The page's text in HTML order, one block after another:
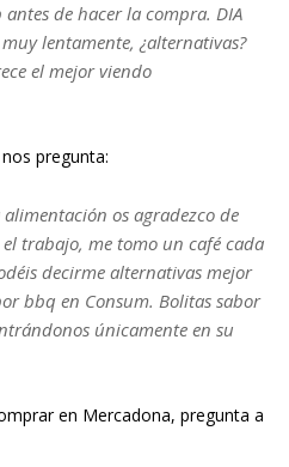
de hacer la compra. DIA
lentamente, ¿alternativas?
el mejor viendo
pregunta:
os agradezco de
trabajo, me tomo un café cada
decirme alternativas mejor
bbq en Consum. Bolitas sabor
únicamente en su
en Mercadona, pregunta a